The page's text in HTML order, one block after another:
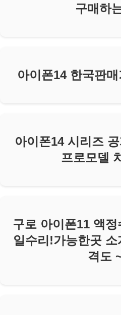
구매하
아이폰14 한국판
아이폰14 시리즈 공
프로모델
구로 아이폰11 액
일수리!가능한곳
격도